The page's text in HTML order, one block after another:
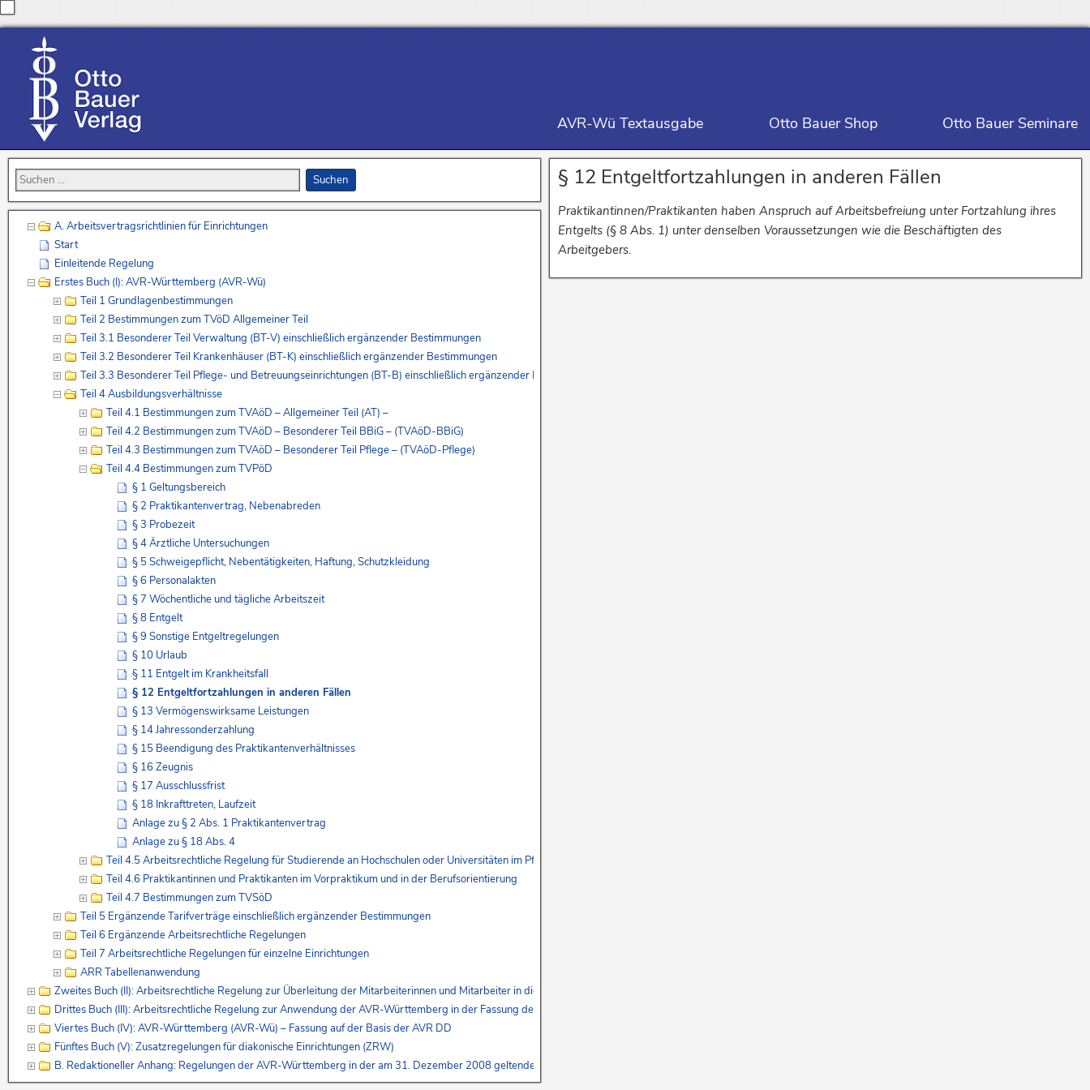
AVR-Wü Textausgabe Otto Bauer Shop Otto Bauer Seminare
§ 12 Entgeltfortzahlungen in anderen Fällen
Praktikantinnen/Praktikanten haben Anspruch auf Arbeitsbefreiung unter Fortzahlung ihres
Entgelts (§ 8 Abs. 1) unter denselben Voraussetzungen wie die Beschäftigten des
Arbeitgebers.
A. Arbeitsvertragsrichtlinien für Einrichtungen
Start
Einleitende Regelung
Erstes Buch (I): AVR-Württemberg (AVR-Wü)
Teil 1 Grundlagenbestimmungen
Teil 2 Bestimmungen zum TVöD Allgemeiner Teil
Teil 3.1 Besonderer Teil Verwaltung (BT-V) einschließlich ergänzender Bestimmungen
Teil 3.2 Besonderer Teil Krankenhäuser (BT-K) einschließlich ergänzender Bestimmungen
Teil 3.3 Besonderer Teil Pflege- und Betreuungseinrichtungen (BT-B) einschließlich ergänzender Bestimmungen
Teil 4 Ausbildungsverhältnisse
Teil 4.1 Bestimmungen zum TVAöD – Allgemeiner Teil (AT) –
Teil 4.2 Bestimmungen zum TVAöD – Besonderer Teil BBiG – (TVAöD-BBiG)
Teil 4.3 Bestimmungen zum TVAöD – Besonderer Teil Pflege – (TVAöD-Pflege)
Teil 4.4 Bestimmungen zum TVPöD
§ 1 Geltungsbereich
§ 2 Praktikantenvertrag, Nebenabreden
§ 3 Probezeit
§ 4 Ärztliche Untersuchungen
§ 5 Schweigepflicht, Nebentätigkeiten, Haftung, Schutzkleidung
§ 6 Personalakten
§ 7 Wöchentliche und tägliche Arbeitszeit
§ 8 Entgelt
§ 9 Sonstige Entgeltregelungen
§ 10 Urlaub
§ 11 Entgelt im Krankheitsfall
§ 12 Entgeltfortzahlungen in anderen Fällen
§ 13 Vermögenswirksame Leistungen
§ 14 Jahressonderzahlung
§ 15 Beendigung des Praktikantenverhältnisses
§ 16 Zeugnis
§ 17 Ausschlussfrist
§ 18 Inkrafttreten, Laufzeit
Anlage zu § 2 Abs. 1 Praktikantenvertrag
Anlage zu § 18 Abs. 4
Teil 4.5 Arbeitsrechtliche Regelung für Studierende an Hochschulen oder Universitäten im Pflichtpraktikum – ZRW 8 –
Teil 4.6 Praktikantinnen und Praktikanten im Vorpraktikum und in der Berufsorientierung
Teil 4.7 Bestimmungen zum TVSöD
Teil 5 Ergänzende Tarifverträge einschließlich ergänzender Bestimmungen
Teil 6 Ergänzende Arbeitsrechtliche Regelungen
Teil 7 Arbeitsrechtliche Regelungen für einzelne Einrichtungen
ARR Tabellenanwendung
Zweites Buch (II): Arbeitsrechtliche Regelung zur Überleitung der Mitarbeiterinnen und Mitarbeiter in die AVR-Württemberg – Erstes Buch – und zur Regelung des Übergangsrechts (Seite 263)
Drittes Buch (III): Arbeitsrechtliche Regelung zur Anwendung der AVR-Württemberg in der Fassung des Vierten Buches und zur Überleitung der Mitarbeiterinnen und Mitarbeiter in die AVR-Württemberg – Viertes Buch –
Viertes Buch (IV): AVR-Württemberg (AVR-Wü) – Fassung auf der Basis der AVR DD
Fünftes Buch (V): Zusatzregelungen für diakonische Einrichtungen (ZRW)
B. Redaktioneller Anhang: Regelungen der AVR-Württemberg in der am 31. Dezember 2008 geltenden Fassung, die nach Maßgabe der neugefassten Regelungen der AVR-Württemberg – Erstes bis Fünftes Buch –